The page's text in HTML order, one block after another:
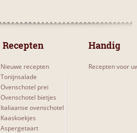
Recepten
Nieuwe recepten
Tonijnsalade
Ovenschotel prei
Ovenschotel bietjes
Italiaanse ovenschotel
Kaaskoekjes
Aspergetaart
Handig
Recepten voor